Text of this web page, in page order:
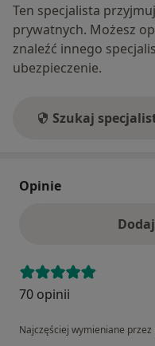
Ten specjalista
prywatnych. Możesz
znaleźć innego
ubezpieczenie.
Szukaj
Opinie
70 opinii
Najczęściej wymieniane